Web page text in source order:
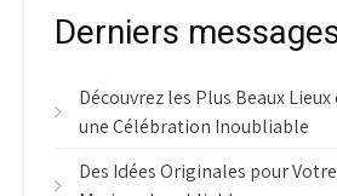
Derniers
Découvrez les Plus Beaux
une Célébration Inoubliable
Des Idées Originales pour